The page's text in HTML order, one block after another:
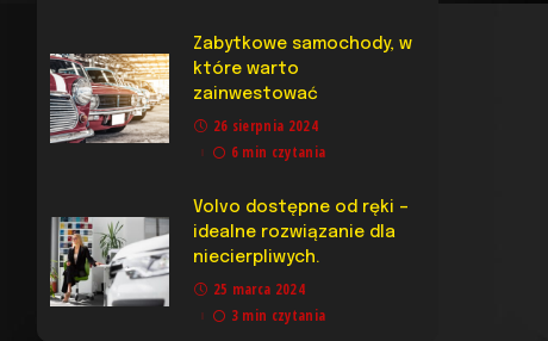
Zabytkowe samochody, w
które warto
zainwestować
26 sierpnia 2024
6 min czytania
Volvo dostępne od ręki –
idealne rozwiązanie dla
niecierpliwych.
25 marca 2024
3 min czytania